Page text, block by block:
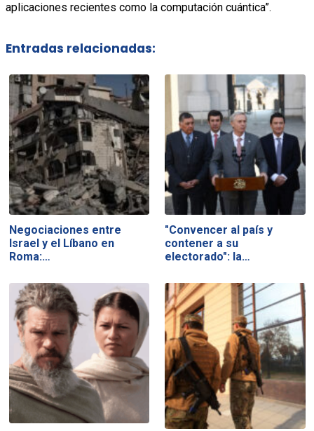
aplicaciones recientes como la computación cuántica”.
Entradas relacionadas:
Negociaciones entre
Israel y el Líbano en
Roma:…
"Convencer al país y
contener a su
electorado": la…